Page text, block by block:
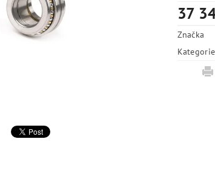
37
Značka
Kategorie